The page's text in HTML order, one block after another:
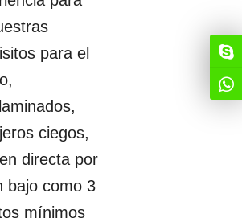
para el
ciegos,
directa por
bajo como 3
mínimos